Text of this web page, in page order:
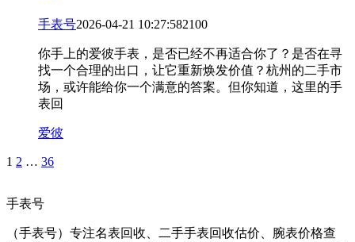
手表号2026-04-21 10:27:582100
你手上的爱彼手表，是否已经不再适合你了？是否在寻
找一个合理的出口，让它重新焕发价值？杭州的二手市
场，或许能给你一个满意的答案。但你知道，这里的手
表回
爱彼
1 2 … 36
手表号
（手表号）专注名表回收、二手手表回收估价、腕表价格查